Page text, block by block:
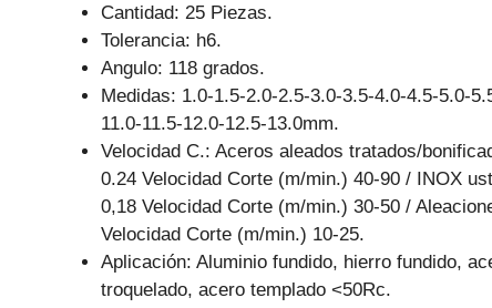
Cantidad: 25 Piezas.
Tolerancia: h6.
Angulo: 118 grados.
Medidas: 1.0-1.5-2.0-2.5-3.0-3.5-4.0-4.5-5.0-
11.0-11.5-12.0-12.5-13.0mm.
Velocidad C.: Aceros aleados tratados/
0.24 Velocidad Corte (m/min.) 40-90 / INOX
0,18 Velocidad Corte (m/min.) 30-50 /
Velocidad Corte (m/min.) 10-25.
Aplicación: Aluminio fundido, hierro fundido,
troquelado, acero templado <50Rc.